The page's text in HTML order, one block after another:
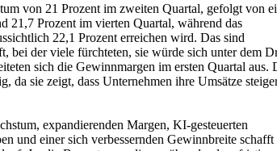
von 21 Prozent im zweiten Quartal, gefolgt von
21,7 Prozent im vierten Quartal, während das
22,1 Prozent erreichen wird. Das sind
bei der viele fürchteten, sie würde sich unter dem
sich die Gewinnmargen im ersten Quartal aus.
da sie zeigt, dass Unternehmen ihre Umsätze
expandierenden Margen, KI-gesteuerten
und einer sich verbessernden Gewinnbreite schafft